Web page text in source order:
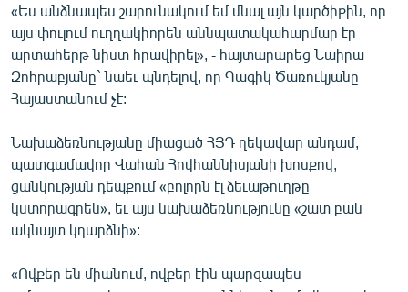
«Ես անձնապես շարունակում եմ մնալ այն կարծիքին, որ
այս փուլում ուղղակիորեն աննպատակահարմար էր
արտահերթ նիստ հրավիրել», - հայտարարեց Նաիրա
Զոհրաբյանը` նաեւ պնդելով, որ Գագիկ Ծառուկյանը
Հայաստանում չէ:
Նախաձեռնությանը միացած ՀՅԴ ղեկավար անդամ,
պատգամավոր Վահան Հովհաննիսյանի խոսքով,
ցանկության դեպքում «բոլորն էլ ձեւաթուղթը
կստորագրեն», եւ այս նախաձեռնությունը «շատ բան
ակնայտ կդարձնի»:
«Ովքեր են միանում, ովքեր էին պարզապես